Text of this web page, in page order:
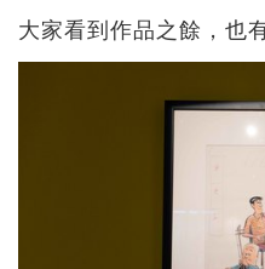
大家看到作品之餘，也